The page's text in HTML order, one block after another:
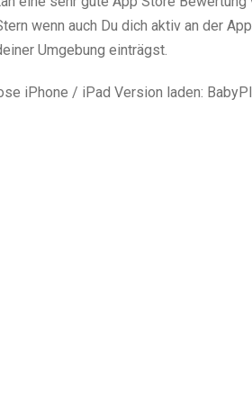
wenn auch Du dich aktiv an der
Umgebung einträgst.
iPhone / iPad Version laden: